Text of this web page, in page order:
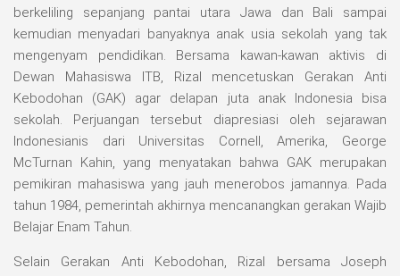
berkeliling sepanjang pantai utara Jawa dan Bali sampai
kemudian menyadari banyaknya anak usia sekolah yang tak
mengenyam pendidikan. Bersama kawan-kawan aktivis di
Dewan Mahasiswa ITB, Rizal mencetuskan Gerakan Anti
Kebodohan (GAK) agar delapan juta anak Indonesia bisa
sekolah. Perjuangan tersebut diapresiasi oleh sejarawan
Indonesianis dari Universitas Cornell, Amerika, George
McTurnan Kahin, yang menyatakan bahwa GAK merupakan
pemikiran mahasiswa yang jauh menerobos jamannya. Pada
tahun 1984, pemerintah akhirnya mencanangkan gerakan Wajib
Belajar Enam Tahun.
Selain Gerakan Anti Kebodohan, Rizal bersama Joseph